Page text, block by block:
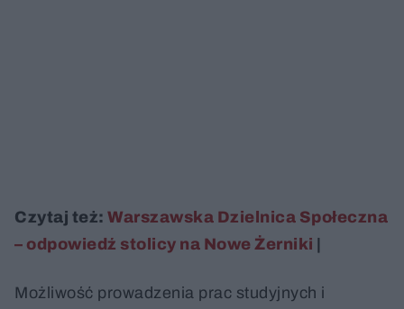
Czytaj też: Warszawska Dzielnica Społeczna
– odpowiedź stolicy na Nowe Żerniki |
Możliwość prowadzenia prac studyjnych i